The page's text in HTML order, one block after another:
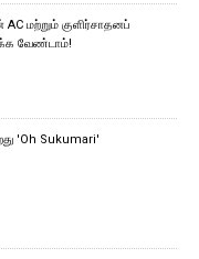
மற்றும் குளிர்சாதனப்
வேண்டாம்!
'Oh Sukumari'